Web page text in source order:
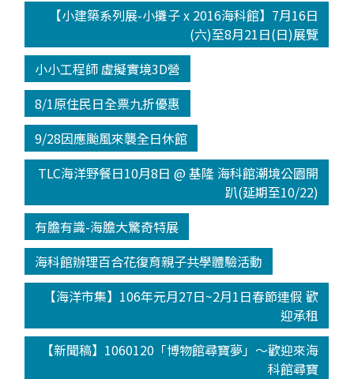
【小建築系列展-小攤子 x 2016海科館】7月16日
(六)至8月21日(日)展覽
小小工程師 虛擬實境3D營
8/1原住民日全票九折優惠
9/28因應颱風來襲全日休館
TLC海洋野餐日10月8日 @ 基隆 海科館潮境公園開
趴(延期至10/22)
有膽有識-海膽大驚奇特展
海科館辦理百合花復育親子共學體驗活動
【海洋市集】106年元月27日~2月1日春節連假 歡
迎承租
【新聞稿】1060120「博物館尋寶夢」～歡迎來海
科館尋寶